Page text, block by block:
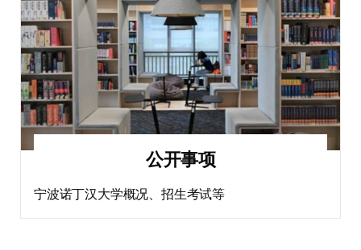
公开事项
宁波诺丁汉大学概况、招生考试等